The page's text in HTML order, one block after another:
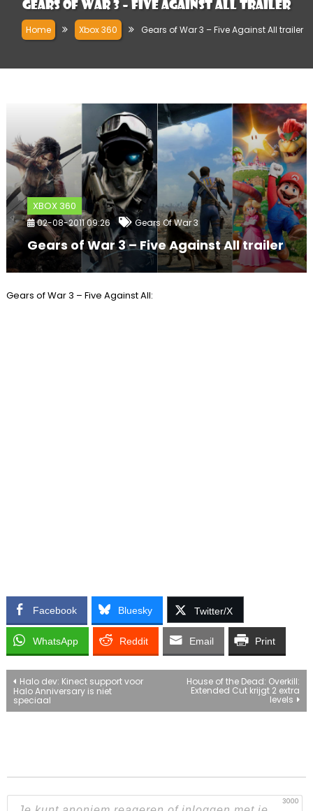
Gears of War 3 – Five Against All trailer
Home Xbox 360 Gears of War 3 – Five Against All trailer
XBOX 360
02-08-2011 09:26 Gears Of War 3
Gears of War 3 – Five Against All trailer
Gears of War 3 – Five Against All:
Facebook Bluesky Twitter/X
WhatsApp Reddit Email Print
Bericht
navigatie
Halo dev: Kinect support voor
Halo Anniversary is niet
speciaal
House of the Dead: Overkill:
Extended Cut krijgt 2 extra
levels
3000